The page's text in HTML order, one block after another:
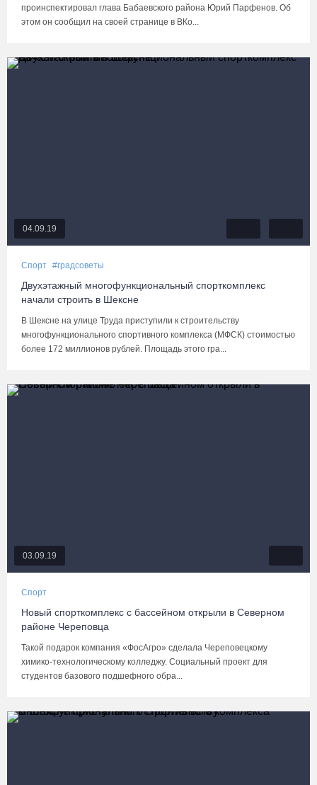
проинспектировал глава Бабаевского района Юрий Парфенов. Об
этом он сообщил на своей странице в ВКо...
04.09.19
Спорт #градсоветы
Двухэтажный многофункциональный спорткомплекс
начали строить в Шексне
В Шексне на улице Труда приступили к строительству
многофункционального спортивного комплекса (МФСК) стоимостью
более 172 миллионов рублей. Площадь этого гра...
03.09.19
Спорт
Новый спорткомплекс с бассейном открыли в Северном
районе Череповца
Такой подарок компания «ФосАгро» сделала Череповецкому
химико-технологическому колледжу. Социальный проект для
студентов базового подшефного обра...